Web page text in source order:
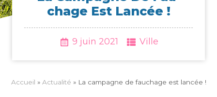
Chage Est Lancée !
9 juin 2021 Ville
Accueil » Actua­li­té » La cam­pagne de fau­chage est lancée !